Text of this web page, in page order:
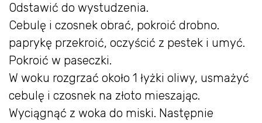
Odstawić do wystudzenia.
Cebulę i czosnek obrać, pokroić drobno.
paprykę przekroić, oczyścić z pestek i umyć.
Pokroić w paseczki.
W woku rozgrzać około 1 łyżki oliwy, usmażyć
cebulę i czosnek na złoto mieszając.
Wyciągnąć z woka do miski. Następnie